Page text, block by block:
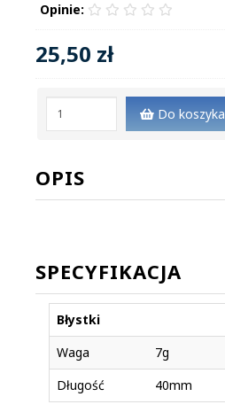
Opinie:
25,50 zł
Do koszyka
OPIS
SPECYFIKACJA
Błystki
Waga
7g
Długość
40mm